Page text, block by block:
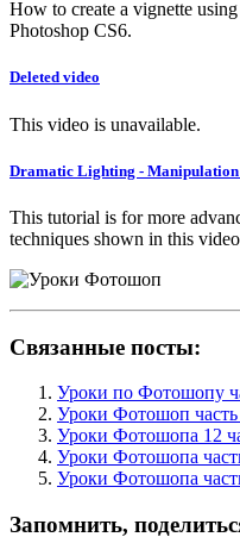
How to create a vignette
Photoshop CS6.
Deleted video
This video is unavailable.
Dramatic Lighting -
This tutorial is for more
techniques shown in this
Связанные посты:
Уроки по Фотошопу
Уроки Фотошоп
Уроки Фотошопа 12
Уроки Фотошопа
Уроки Фотошопа
Запомнить,